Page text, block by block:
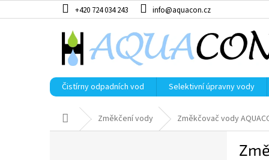
na
+420 724 034 243 info@aquacon.cz
Čistírny odpadních vod Selektivní úpravny vody
Domů Změkčení vody Změkčovač vody